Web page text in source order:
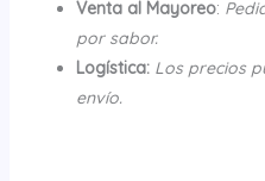
Venta al Mayoreo:
por sabor.
Logística: Los precios
envío.